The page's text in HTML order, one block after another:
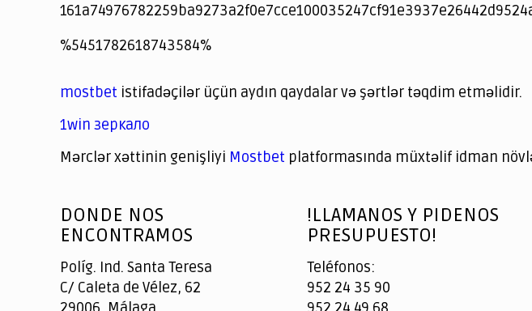
jeetcity
1xbet
jeet city casino
%5451782618743584%
spintiger
Avabet
Spinrise
Crown Green
Crowngreen casino login
슈가 러쉬1000 슬롯
crazy time casino online
1xcasinozambia.com
codingworldnews.com
parimatch.kr
winorio
winorio casino
winorio
mostbet istifadəçilər üçün aydın qaydalar və şərtlər təqdim etməlidir.
1win зеркало
Mərclər xəttinin genişliyi Mostbet platformasında müxtəlif idman
of
Casino
DONDE NOS
ENCONTRAMOS
Políg. Ind. Santa Teresa
C/ Caleta de Vélez, 62
!LLAMANOS Y PIDENOS
PRESUPUESTO!
Teléfonos:
952 24 35 90